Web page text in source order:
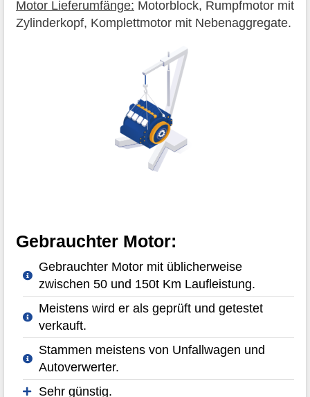
Motor Lieferumfänge: Motorblock, Rumpfmotor mit
Zylinderkopf, Komplettmotor mit Nebenaggregate.
Gebrauchter Motor:
Gebrauchter Motor mit üblicherweise
zwischen 50 und 150t Km Laufleistung.
Meistens wird er als geprüft und getestet
verkauft.
Stammen meistens von Unfallwagen und
Autoverwerter.
Sehr günstig.